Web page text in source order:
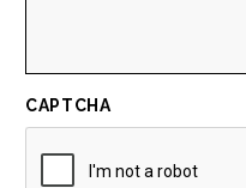
CAPTCHA